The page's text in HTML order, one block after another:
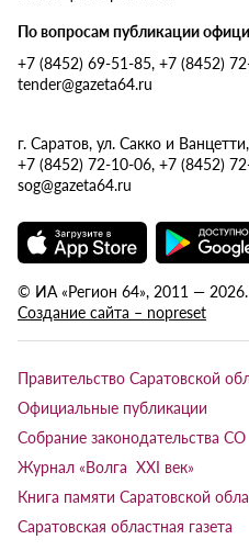
По вопросам публикации
+7 (8452) 69-51-85, +7 (8452)
tender@gazeta64.ru
г. Саратов, ул. Сакко и
+7 (8452) 72-10-06, +7 (8452)
sog@gazeta64.ru
© ИА «Регион 64», 2011 —
Создание сайта – nopreset
Правительство Саратовской
Официальные публикации
Собрание законодательства СО
Журнал «Волга XXI век»
Книга памяти Саратовской
Саратовская областная газета